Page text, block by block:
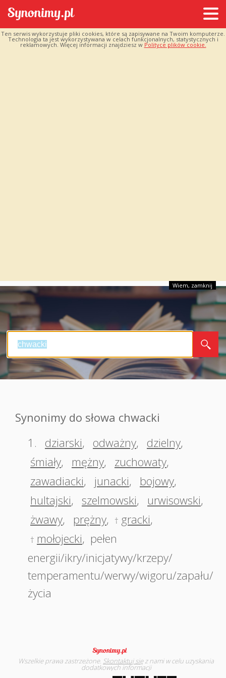
Ten serwis wykorzystuje pliki cookies, które są zapisywane na Twoim komputerze.
Technologia ta jest wykorzystywana w celach funkcjonalnych, statystycznych i
reklamowych. Więcej informacji znajdziesz w Polityce plików cookie.
Wiem, zamknij
Synonimy do słowa chwacki
1.
dziarski, odważny, dzielny,
śmiały, mężny, zuchowaty,
zawadiacki, junacki, bojowy,
hultajski, szelmowski, urwisowski,
żwawy, prężny, † gracki,
† mołojecki, pełen
energii/ikry/inicjatywy/krzepy/
temperamentu/werwy/wigoru/zapału/
życia
Wszelkie prawa zastrzeżone. Skontaktuj sięz nami w celu uzyskania
dodatkowych informacji